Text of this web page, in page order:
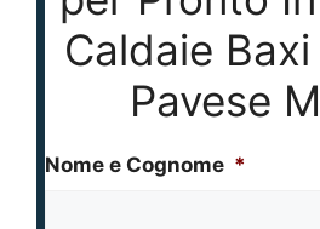
Caldaie
Pavese
Nome e Cognome *